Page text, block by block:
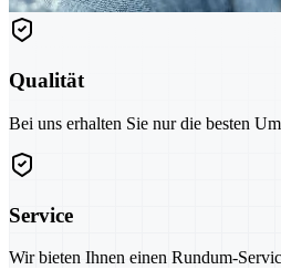
Qualität
Bei uns erhalten Sie nur die besten
Service
Wir bieten Ihnen einen Rundum-